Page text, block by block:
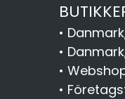
•
•
•
•